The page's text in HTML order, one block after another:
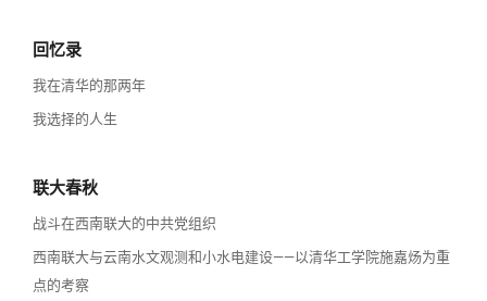
回忆录
我在清华的那两年
我选择的人生
联大春秋
战斗在西南联大的中共党组织
西南联大与云南水文观测和小水电建设——以清华工学院施嘉炀为重
点的考察